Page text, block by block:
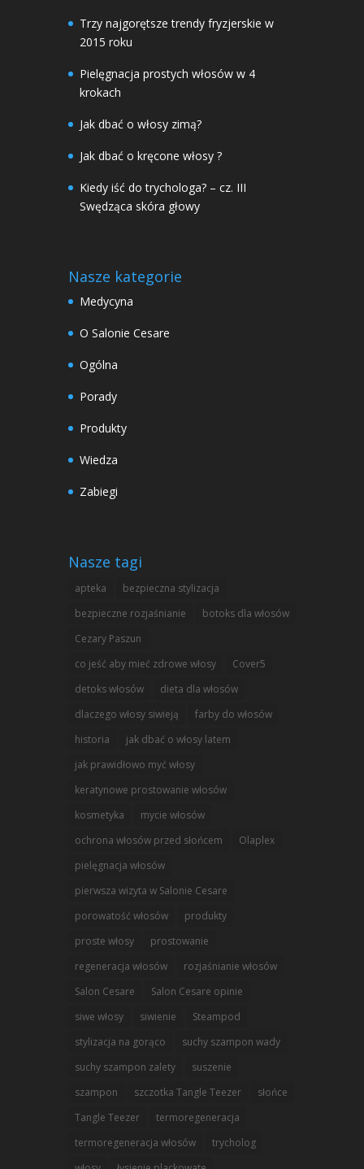
Trzy najgorętsze trendy fryzjerskie w
2015 roku
Pielęgnacja prostych włosów w 4
krokach
Jak dbać o włosy zimą?
Jak dbać o kręcone włosy ?
Kiedy iść do trychologa? – cz. III
Swędząca skóra głowy
Nasze kategorie
Medycyna
O Salonie Cesare
Ogólna
Porady
Produkty
Wiedza
Zabiegi
Nasze tagi
apteka
bezpieczna stylizacja
bezpieczne rozjaśnianie
botoks dla włosów
Cezary Paszun
co jeść aby mieć zdrowe włosy
Cover5
detoks włosów
dieta dla włosów
dlaczego włosy siwieją
farby do włosów
historia
jak dbać o włosy latem
jak prawidłowo myć włosy
keratynowe prostowanie włosów
kosmetyka
mycie włosów
ochrona włosów przed słońcem
Olaplex
pielęgnacja włosów
pierwsza wizyta w Salonie Cesare
porowatość włosów
produkty
proste włosy
prostowanie
regeneracja włosów
rozjaśnianie włosów
Salon Cesare
Salon Cesare opinie
siwe włosy
siwienie
Steampod
stylizacja na gorąco
suchy szampon wady
suchy szampon zalety
suszenie
szampon
szczotka Tangle Teezer
słońce
Tangle Teezer
termoregeneracja
termoregeneracja włosów
trycholog